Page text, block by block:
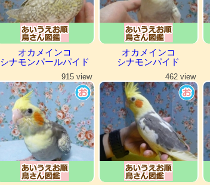
オカメインコ
シナモンパールパイド
オカメインコ
シナモンパイド
915 view 462 view